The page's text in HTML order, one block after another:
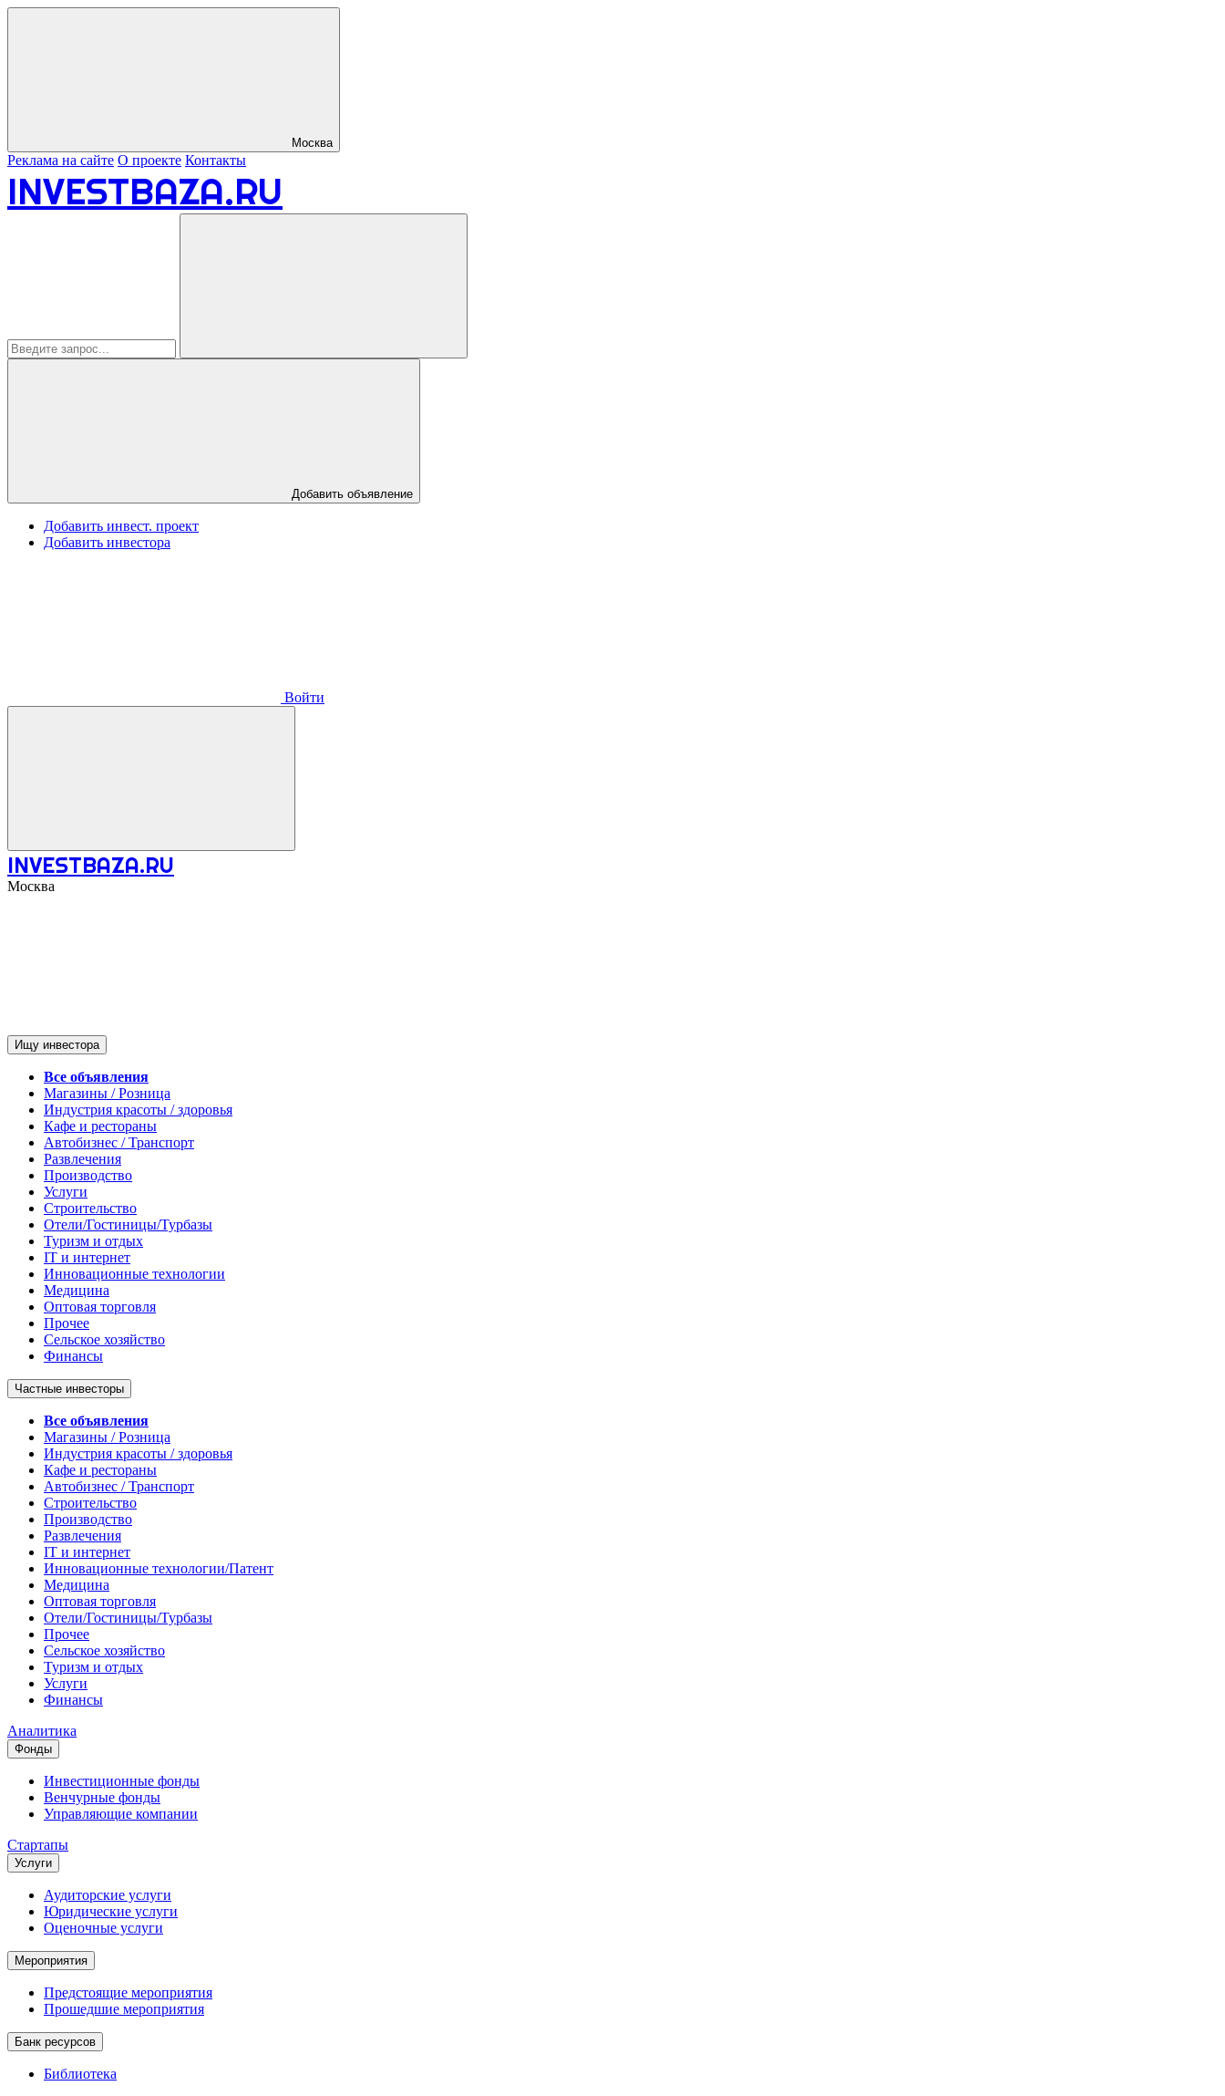
Москва
Реклама на сайте О проекте Контакты
INVESTBAZA.RU
Добавить объявление
Добавить инвест. проект
Добавить инвестора
Войти
INVESTBAZA.RU
Москва
Ищу инвестора
Все объявления
Магазины / Розница
Индустрия красоты / здоровья
Кафе и рестораны
Автобизнес / Транспорт
Развлечения
Производство
Услуги
Строительство
Отели/Гостиницы/Турбазы
Туризм и отдых
IT и интернет
Инновационные технологии
Медицина
Оптовая торговля
Прочее
Сельское хозяйство
Финансы
Частные инвесторы
Все объявления
Магазины / Розница
Индустрия красоты / здоровья
Кафе и рестораны
Автобизнес / Транспорт
Строительство
Производство
Развлечения
IT и интернет
Инновационные технологии/Патент
Медицина
Оптовая торговля
Отели/Гостиницы/Турбазы
Прочее
Сельское хозяйство
Туризм и отдых
Услуги
Финансы
Аналитика
Фонды
Инвестиционные фонды
Венчурные фонды
Управляющие компании
Стартапы
Услуги
Аудиторские услуги
Юридические услуги
Оценочные услуги
Мероприятия
Предстоящие мероприятия
Прошедшие мероприятия
Банк ресурсов
Библиотека